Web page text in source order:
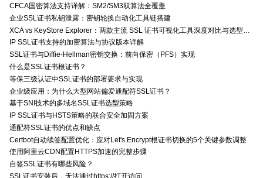
CFCA国密算法支持详解：SM2/SM3双算法全覆盖
企业SSL证书私钥泄露：密钥轮换自动化工具链搭建
IP SSL证书支持的加密算法与协议版本详解
SSL证书与Diffie-Hellman密钥交换：前向保密（PFS）实现
什么是SSL证书根证书？
等保三级认证中SSL证书的部署要求与实现
企业级应用：为什么大型网站偏爱通配符SSL证书？
基于SNI技术的多域名SSL证书选型策略
IP SSL证书与HSTS策略的联合安全加固方案
通配符SSL证书的优点和缺点
Certbot自动续签配置优化：应对Let's Encrypt根证书切换的5个关键参数调整
使用阿里云CDN配置HTTPS加速的完整步骤
自签SSL证书有哪些风险？
SSL证书安装后，无法通过https://打开访问